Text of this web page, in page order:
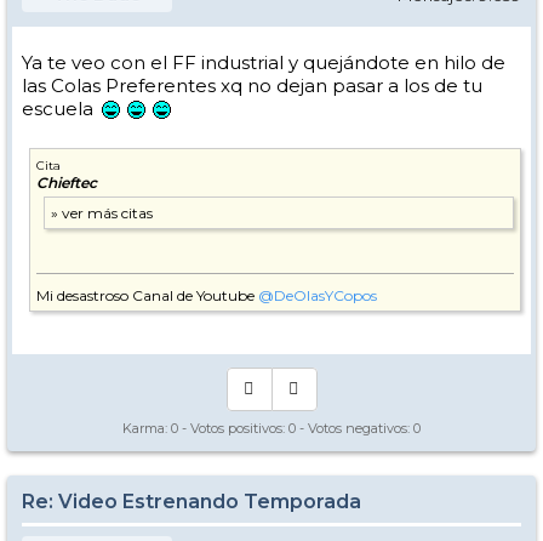
Ya te veo con el FF industrial y quejándote en hilo de
las Colas Preferentes xq no dejan pasar a los de tu
escuela
Cita
Chieftec
Mi desastroso Canal de Youtube @DeOlasYCopos
Karma: 0 - Votos positivos: 0 - Votos negativos: 0
Re: Video Estrenando Temporada